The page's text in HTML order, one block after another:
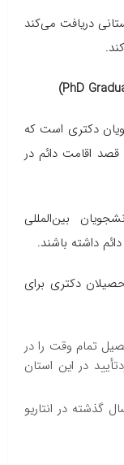
دریافت می‌کند
دکتری است که
قصد اقامت دائم در
بین‌المللی
داشته باشند.
دکتری برای
تمام وقت را در
در این استان
گذشته در انتاریو